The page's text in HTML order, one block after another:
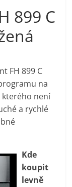
899 C
FH 899 C
na
kterého není
a rychlé
Kde
koupit
levně